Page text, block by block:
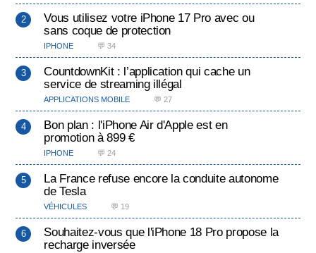
Vous utilisez votre iPhone 17 Pro avec ou
sans coque de protection
IPHONE 💬 34
CountdownKit : l’application qui cache un
service de streaming illégal
APPLICATIONS MOBILE 💬 27
Bon plan : l'iPhone Air d'Apple est en
promotion à 899 €
IPHONE 💬 24
La France refuse encore la conduite autonome
de Tesla
VÉHICULES 💬 19
Souhaitez-vous que l'iPhone 18 Pro propose la
recharge inversée